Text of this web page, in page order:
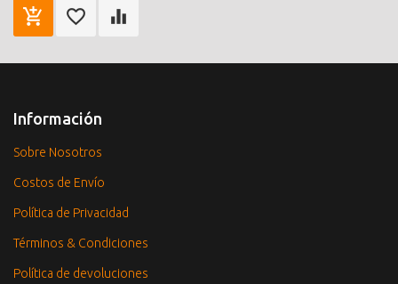
Información
Sobre Nosotros
Costos de Envío
Política de Privacidad
Términos & Condiciones
Política de devoluciones